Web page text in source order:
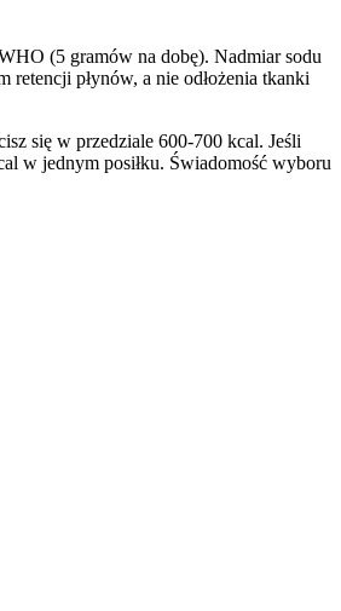
(5 gramów na dobę). Nadmiar sodu
płynów, a nie odłożenia tkanki
się w przedziale 600-700 kcal. Jeśli
w jednym posiłku. Świadomość wyboru